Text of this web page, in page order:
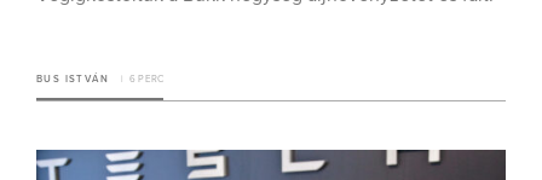
BUS ISTVÁN 6 PERC